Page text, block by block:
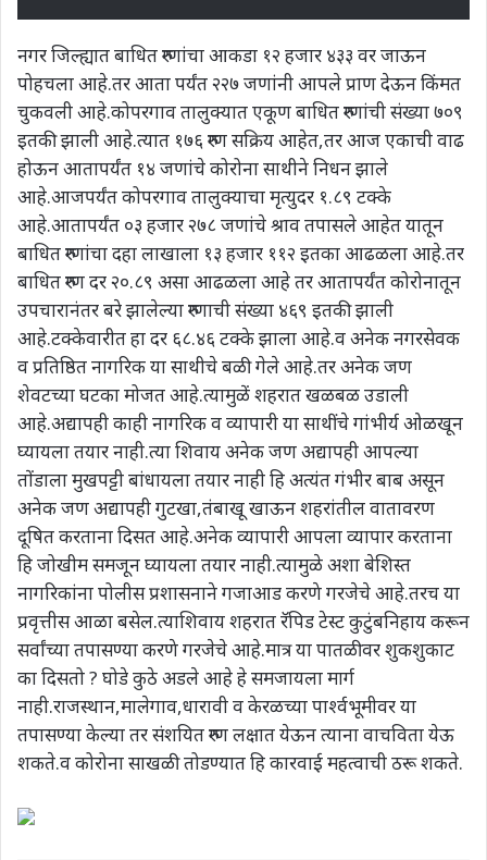
नगर जिल्ह्यात बाधित रुग्णांचा आकडा १२ हजार ४३३ वर जाऊन
पोहचला आहे.तर आता पर्यंत २२७ जणांनी आपले प्राण देऊन किंमत
चुकवली आहे.कोपरगाव तालुक्यात एकूण बाधित रुग्णांची संख्या ७०९
इतकी झाली आहे.त्यात १७६ रुग्ण सक्रिय आहेत,तर आज एकाची वाढ
होऊन आतापर्यंत १४ जणांचे कोरोना साथीने निधन झाले
आहे.आजपर्यंत कोपरगाव तालुक्याचा मृत्युदर १.८९ टक्के
आहे.आतापर्यंत ०३ हजार २७८ जणांचे श्राव तपासले आहेत यातून
बाधित रुग्णांचा दहा लाखाला १३ हजार ११२ इतका आढळला आहे.तर
बाधित रुग्ण दर २०.८९ असा आढळला आहे तर आतापर्यंत कोरोनातून
उपचारानंतर बरे झालेल्या रुग्णाची संख्या ४६९ इतकी झाली
आहे.टक्केवारीत हा दर ६८.४६ टक्के झाला आहे.व अनेक नगरसेवक
व प्रतिष्ठित नागरिक या साथीचे बळी गेले आहे.तर अनेक जण
शेवटच्या घटका मोजत आहे.त्यामुळें शहरात खळबळ उडाली
आहे.अद्यापही काही नागरिक व व्यापारी या साथींचे गांभीर्य ओळखून
घ्यायला तयार नाही.त्या शिवाय अनेक जण अद्यापही आपल्या
तोंडाला मुखपट्टी बांधायला तयार नाही हि अत्यंत गंभीर बाब असून
अनेक जण अद्यापही गुटखा,तंबाखू खाऊन शहरांतील वातावरण
दूषित करताना दिसत आहे.अनेक व्यापारी आपला व्यापार करताना
हि जोखीम समजून घ्यायला तयार नाही.त्यामुळे अशा बेशिस्त
नागरिकांना पोलीस प्रशासनाने गजाआड करणे गरजेचे आहे.तरच या
प्रवृत्तीस आळा बसेल.त्याशिवाय शहरात रॅपिड टेस्ट कुटुंबनिहाय करून
सर्वांच्या तपासण्या करणे गरजेचे आहे.मात्र या पातळीवर शुकशुकाट
का दिसतो ? घोडे कुठे अडले आहे हे समजायला मार्ग
नाही.राजस्थान,मालेगाव,धारावी व केरळच्या पार्श्वभूमीवर या
तपासण्या केल्या तर संशयित रुग्ण लक्षात येऊन त्याना वाचविता येऊ
शकते.व कोरोना साखळी तोडण्यात हि कारवाई महत्वाची ठरू शकते.